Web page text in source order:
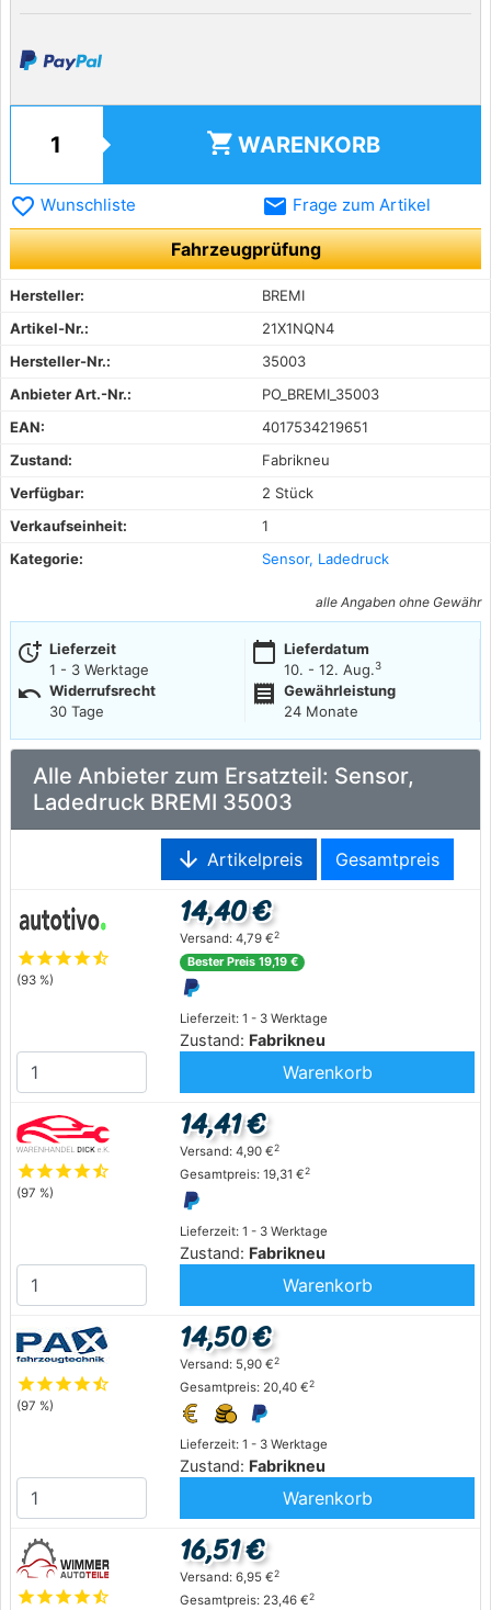
shopping_cart WARENKORB
favorite_border Wunschliste email Frage zum Artikel
Fahrzeugprüfung
Hersteller:
BREMI
Artikel-Nr.:
21X1NQN4
Hersteller-Nr.:
35003
Anbieter Art.-Nr.:
PO_BREMI_35003
EAN:
4017534219651
Zustand:
Fabrikneu
Verfügbar:
2 Stück
Verkaufseinheit:
1
Kategorie:
Sensor, Ladedruck
alle Angaben ohne Gewähr
more_time Lieferzeit
1 - 3 Werktage
calendar_today Lieferdatum
10. - 12. Aug.3
undo Widerrufsrecht
30 Tage
receipt
Gewährleistung
24 Monate
Alle Anbieter zum Ersatzteil: Sensor,
Ladedruck BREMI 35003
arrow_downward Artikelpreis Gesamtpreis
starstarstarstarstar_half
(93 %)
Lieferzeit: 1 - 3 Werktage
Zustand: Fabrikneu
14,40 €
Versand: 4,79 €2
Bester Preis 19,19 €
Warenkorb
starstarstarstarstar_half
(97 %)
Lieferzeit: 1 - 3 Werktage
Zustand: Fabrikneu
14,41 €
Versand: 4,90 €2
Gesamtpreis: 19,31 €2
Warenkorb
starstarstarstarstar_half
(97 %)
Lieferzeit: 1 - 3 Werktage
Zustand: Fabrikneu
14,50 €
Versand: 5,90 €2
Gesamtpreis: 20,40 €2
Warenkorb
starstarstarstarstar_half
16,51 €
Versand: 6,95 €2
Gesamtpreis: 23,46 €2